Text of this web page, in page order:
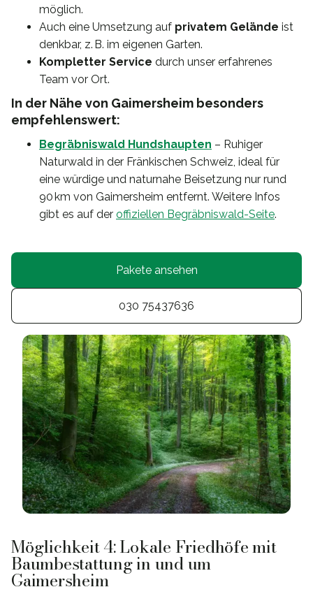
möglich.
Auch eine Umsetzung auf privatem Gelände ist
denkbar, z. B. im eigenen Garten.
Kompletter Service durch unser erfahrenes
Team vor Ort.
In der Nähe von Gaimersheim besonders
empfehlenswert:
Begräbniswald Hundshaupten – Ruhiger
Naturwald in der Fränkischen Schweiz, ideal für
eine würdige und naturnahe Beisetzung nur rund
90 km von Gaimersheim entfernt. Weitere Infos
gibt es auf der offiziellen Begräbniswald-Seite.
Pakete ansehen
030 75437636
Möglichkeit 4: Lokale Friedhöfe mit
Baumbestattung in und um
Gaimersheim